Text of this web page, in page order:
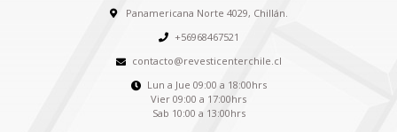
Panamericana Norte 4029, Chillán.
+56968467521
contacto@revesticenterchile.cl
Lun a Jue 09:00 a 18:00hrs
Vier 09:00 a 17:00hrs
Sab 10:00 a 13:00hrs